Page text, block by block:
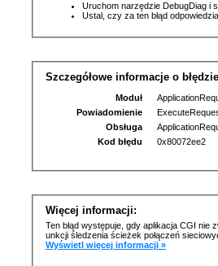
Uruchom narzędzie DebugDiag i
Ustal, czy za ten błąd
Szczegółowe informacje o
Moduł
Powiadomienie
Obsługa
Kod błędu
0x80072ee2
Więcej informacji:
Ten błąd występuje, gdy aplikacja CGI
unkcji śledzenia ścieżek połączeń
Wyświetl więcej informacji »